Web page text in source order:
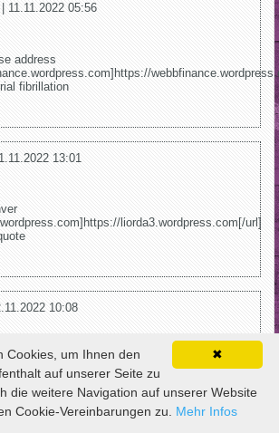
11.11.2022 05:56
address
fibrillation
13:01
liorda3.wordpress.com[/url]
10:08
[url=https://zakazat-
zakazat-poppers.blogspot.com[/url]
at auction
↑ HOCH
✖
Cookies, um Ihnen den
auf unserer Seite zu
die weitere Navigation auf unserer Website
Cookie-Vereinbarungen zu. Mehr Infos